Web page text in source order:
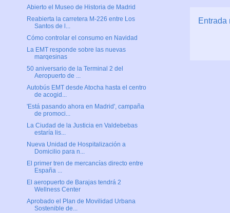
Entrada
Abierto el Museo de Historia de Madrid
Reabierta la carretera M-226 entre Los
Santos de l...
Cómo controlar el consumo en Navidad
La EMT responde sobre las nuevas
marqesinas
50 aniversario de la Terminal 2 del
Aeropuerto de ...
Autobús EMT desde Atocha hasta el centro
de acogid...
'Está pasando ahora en Madrid', campaña
de promoci...
La Ciudad de la Justicia en Valdebebas
estaría lis...
Nueva Unidad de Hospitalización a
Domicilio para n...
El primer tren de mercancías directo entre
España ...
El aeropuerto de Barajas tendrá 2
Wellness Center
Aprobado el Plan de Movilidad Urbana
Sostenible de...